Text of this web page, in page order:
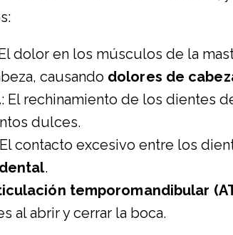
dolor en los músculos de la
causando dolores de
: El rechinamiento de los dientes
dulces.
contacto excesivo entre los
.
temporomandibular
al abrir y cerrar la boca.